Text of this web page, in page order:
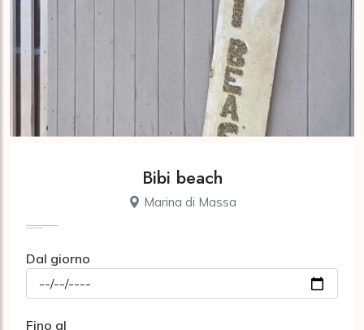
Bibi beach
Marina di Massa
Dal giorno
Fino al